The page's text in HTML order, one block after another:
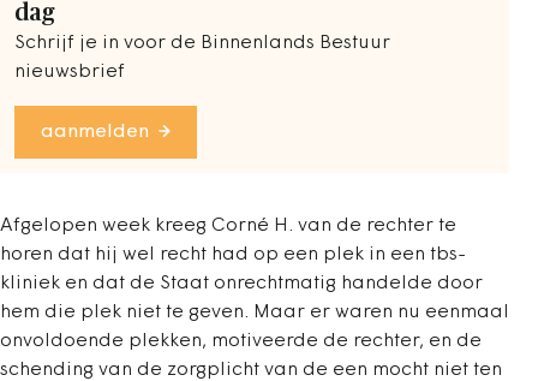
dag
Schrijf je in voor de Binnenlands Bestuur
nieuwsbrief
aanmelden
Afgelopen week kreeg Corné H. van de rechter te
horen dat hij wel recht had op een plek in een tbs-
kliniek en dat de Staat onrechtmatig handelde door
hem die plek niet te geven. Maar er waren nu eenmaal
onvoldoende plekken, motiveerde de rechter, en de
schending van de zorgplicht van de een mocht niet ten